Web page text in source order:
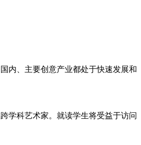
内、主要创意产业都处于快速发展和
学科艺术家。就读学生将受益于访问